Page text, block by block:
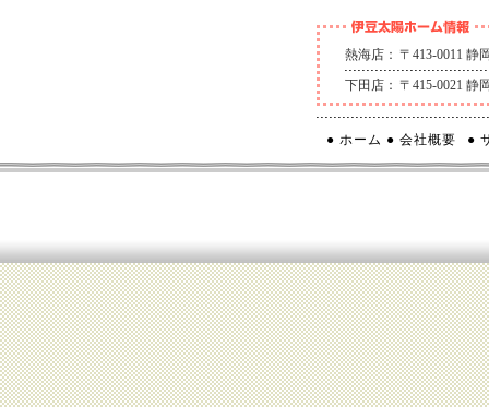
熱海店： 〒413-0011 静
下田店： 〒415-0021 静
● ホーム ● 会社概要 ●